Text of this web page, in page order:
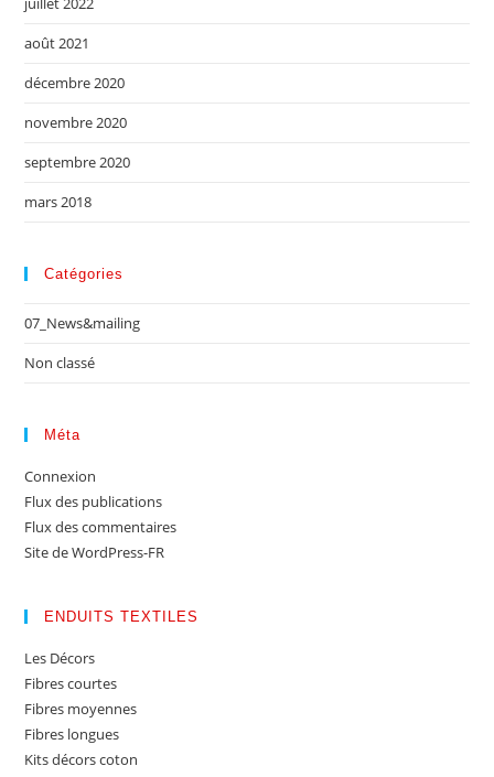
août 2021
décembre 2020
novembre 2020
septembre 2020
mars 2018
Catégories
07_News&mailing
Non classé
Méta
Connexion
Flux des publications
Flux des commentaires
Site de WordPress-FR
ENDUITS TEXTILES
Les Décors
Fibres courtes
Fibres moyennes
Fibres longues
Kits décors coton